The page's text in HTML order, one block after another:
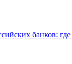
банков: